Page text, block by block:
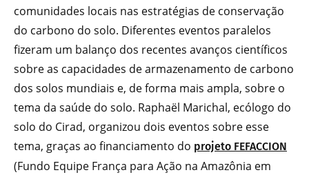
comunidades locais nas estratégias de conservação
do carbono do solo. Diferentes eventos paralelos
fizeram um balanço dos recentes avanços científicos
sobre as capacidades de armazenamento de carbono
dos solos mundiais e, de forma mais ampla, sobre o
tema da saúde do solo. Raphaël Marichal, ecólogo do
solo do Cirad, organizou dois eventos sobre esse
tema, graças ao financiamento do projeto FEFACCION
(Fundo Equipe França para Ação na Amazônia em